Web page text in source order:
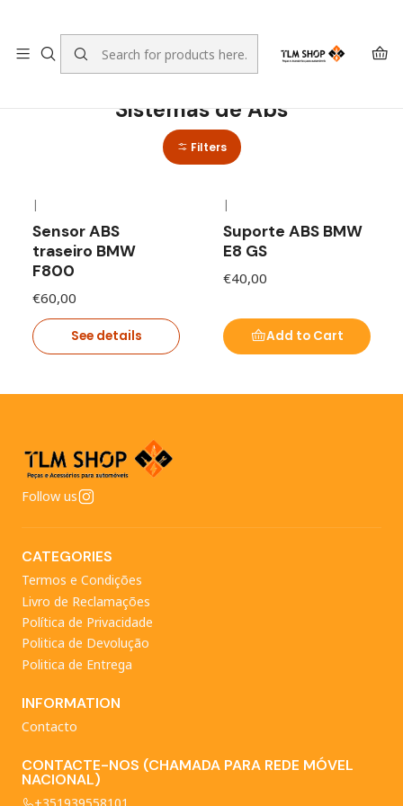
Home LOJA ONLINE Sistemas de Abs
Sistemas de Abs
Filters
|
Sensor ABS
traseiro BMW
F800
€60,00
See details
|
Suporte ABS BMW
E8 GS
€40,00
Add to Cart
Follow us
CATEGORIES
Termos e Condições
Livro de Reclamações
Política de Privacidade
Politica de Devolução
Politica de Entrega
INFORMATION
Contacto
CONTACTE-NOS (CHAMADA PARA REDE MÓVEL
NACIONAL)